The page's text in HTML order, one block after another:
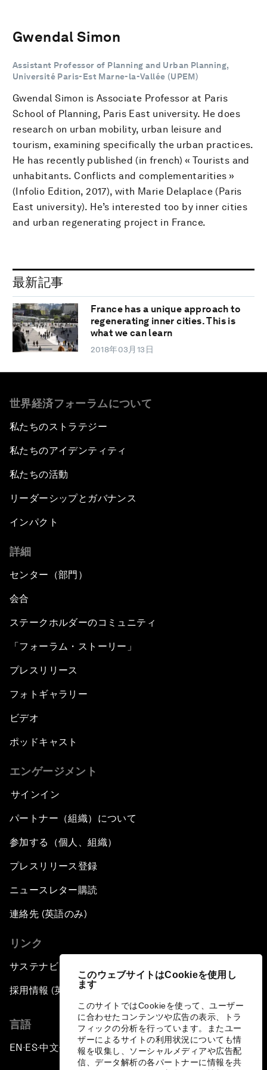
このウェブサイトはCookieを使用し
ます
このサイトではCookieを使って、ユーザー
に合わせたコンテンツや広告の表示、トラ
フィックの分析を行っています。またユー
ザーによるサイトの利用状況についても情
報を収集し、ソーシャルメディアや広告配
信、データ解析の各パートナーに情報を共
Gwendal Simon
Assistant Professor of Planning and Urban Planning,
Université Paris-Est Marne-la-Vallée (UPEM)
Gwendal Simon is Associate Professor at Paris
School of Planning, Paris East university. He does
research on urban mobility, urban leisure and
tourism, examining specifically the urban practices.
He has recently published (in french) « Tourists and
unhabitants. Conflicts and complementarities »
(Infolio Edition, 2017), with Marie Delaplace (Paris
East university). He’s interested too by inner cities
and urban regenerating project in France.
最新記事
France has a unique approach to
regenerating inner cities. This is
what we can learn
2018年03月13日
世界経済フォーラムについて
私たちのストラテジー
私たちのアイデンティティ
私たちの活動
リーダーシップとガバナンス
インパクト
詳細
センター（部門）
会合
ステークホルダーのコミュニティ
「フォーラム・ストーリー」
プレスリリース
フォトギャラリー
ビデオ
ポッドキャスト
エンゲージメント
サインイン
パートナー（組織）について
参加する（個人、組織）
プレスリリース登録
ニュースレター購読
連絡先 (英語のみ)
リンク
サステナビリティへの取り組み
採用情報 (英語のみ)
言語
EN ▪ ES▪中文▪ 日本語